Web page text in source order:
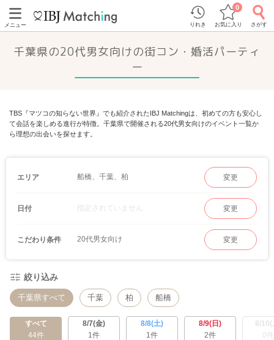
メニュー りれき お気に入り
0
さがす
千葉県の20代男女向けの街コン・婚活パーティ
ー
TBS『マツコの知らない世界』でも紹介されたIBJ Matchingは、初めての方も安心し
て会話を楽しめる進行が特徴。千葉県で開催される20代男女向けのイベント一覧か
ら理想の出会いを探せます。
エリア 船橋、千葉、柏 変更
日付 指定されていません 変更
こだわり条件 20代男女向け 変更
絞り込み
千葉県すべて 千葉 柏 船橋
すべて
44件
8/7(金)
1件
8/8(土)
1件
8/9(日)
2件
8/10(
0件